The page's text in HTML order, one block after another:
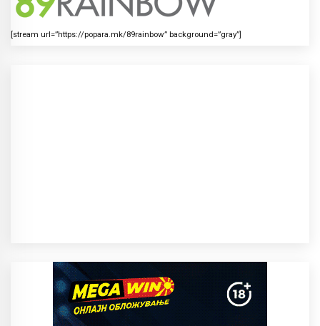
[stream url=”https://popara.mk/89rainbow” background=”gray”]